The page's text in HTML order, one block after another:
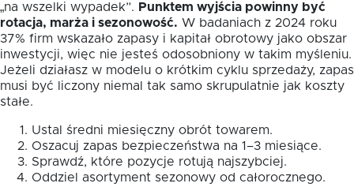
„na wszelki wypadek”. Punktem wyjścia powinny być
rotacja, marża i sezonowość. W badaniach z 2024 roku
37% firm wskazało zapasy i kapitał obrotowy jako obszar
inwestycji, więc nie jesteś odosobniony w takim myśleniu.
Jeżeli działasz w modelu o krótkim cyklu sprzedaży, zapas
musi być liczony niemal tak samo skrupulatnie jak koszty
stałe.
Ustal średni miesięczny obrót towarem.
Oszacuj zapas bezpieczeństwa na 1–3 miesiące.
Sprawdź, które pozycje rotują najszybciej.
Oddziel asortyment sezonowy od całorocznego.